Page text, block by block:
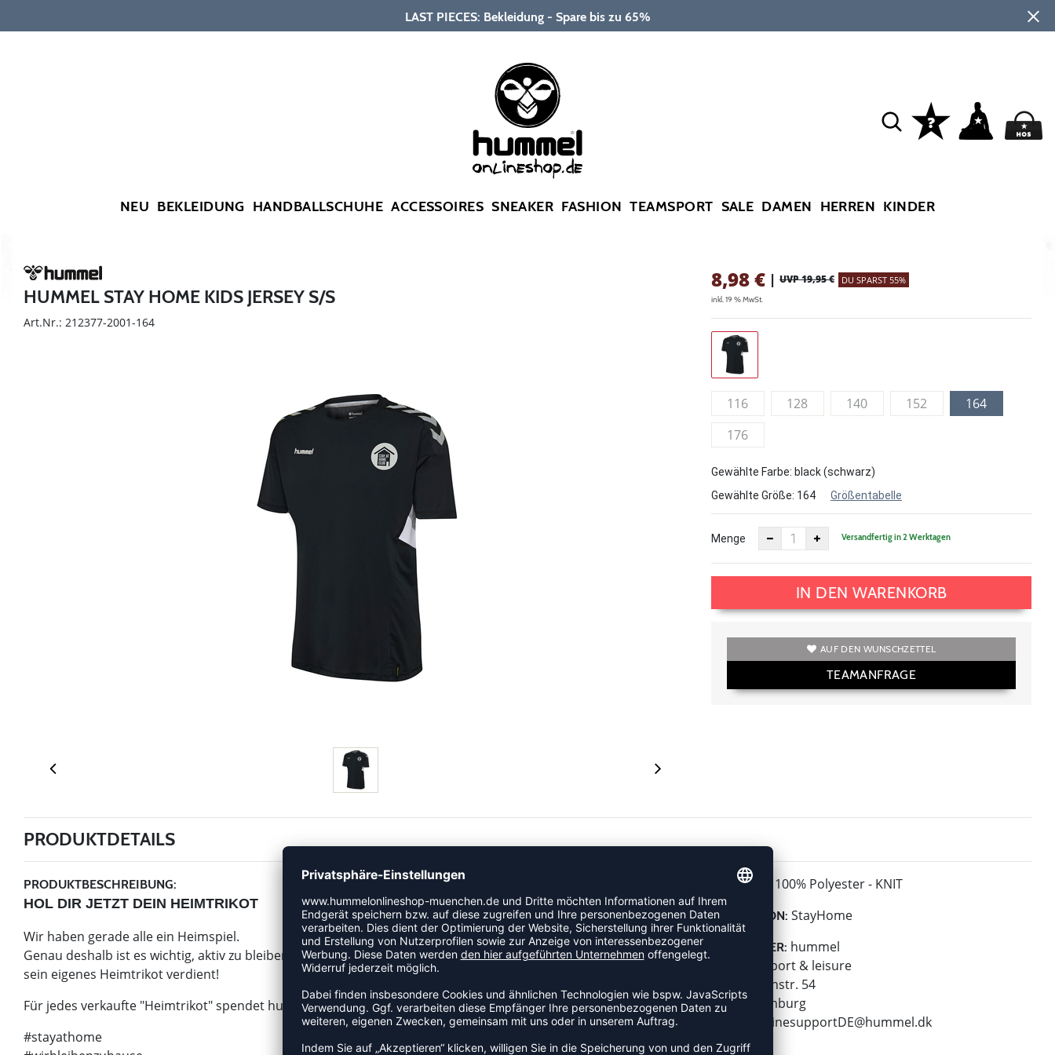
LAST PIECES: Bekleidung - Spare bis zu 65%
NEU BEKLEIDUNG HANDBALLSCHUHE ACCESSOIRES SNEAKER FASHION TEAMSPORT SALE DAMEN HERREN KINDER
HUMMEL STAY HOME KIDS JERSEY S/S
Art.Nr.: 212377-2001-164
8,98€ | UVP 19,95 € DU SPARST 55%
inkl. 19 % MwSt.
116 128 140 152
164
176
Gewählte Farbe: black (schwarz)
Gewählte Größe: 164 Größentabelle
Menge Versandfertig in 2 Werktagen
IN DEN WARENKORB
AUF DEN WUNSCHZETTEL
TEAMANFRAGE
PRODUKTDETAILS
PRODUKTBESCHREIBUNG:
HOL DIR JETZT DEIN HEIMTRIKOT
Wir haben gerade alle ein Heimspiel.
Genau deshalb ist es wichtig, aktiv zu bleiben und sich fit zu halten. Und dafür hat jeder Einzelne von uns jetzt
sein eigenes Heimtrikot verdient!
Für jedes verkaufte "Heimtrikot" spendet hummel 5 € an einen Corona-Nothilfefond.
#stayathome
MATERIAL: 100% Polyester - KNIT
KOLLEKTION: StayHome
HERSTELLER: hummel
hummel sport & leisure
Leverkusenstr. 54
22761 Hamburg
onlinesupportDE@hummel.dk